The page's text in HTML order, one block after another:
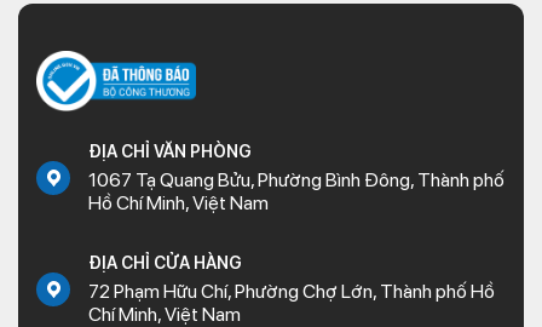
ĐỊA CHỈ VĂN PHÒNG
1067 Tạ Quang Bửu, Phường Bình Đông, Thành phố
Hồ Chí Minh, Việt Nam
ĐỊA CHỈ CỬA HÀNG
72 Phạm Hữu Chí, Phường Chợ Lớn, Thành phố Hồ
Chí Minh, Việt Nam